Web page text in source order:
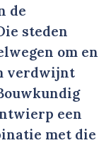
de
steden
om en
verdwijnt
een
met die